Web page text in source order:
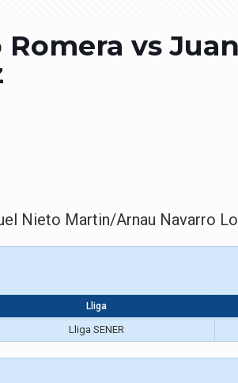
vs
Nieto Martin/Arnau Navarro
Lliga
Lliga SENER